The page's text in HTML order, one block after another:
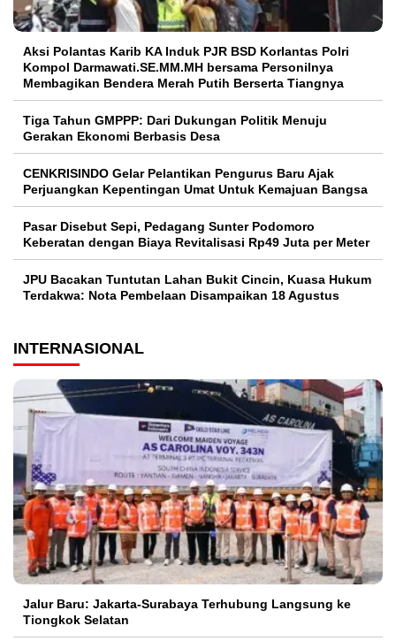
Aksi Polantas Karib KA Induk PJR BSD Korlantas Polri
Kompol Darmawati.SE.MM.MH bersama Personilnya
Membagikan Bendera Merah Putih Berserta Tiangnya
Tiga Tahun GMPPP: Dari Dukungan Politik Menuju
Gerakan Ekonomi Berbasis Desa
CENKRISINDO Gelar Pelantikan Pengurus Baru Ajak
Perjuangkan Kepentingan Umat Untuk Kemajuan Bangsa
Pasar Disebut Sepi, Pedagang Sunter Podomoro
Keberatan dengan Biaya Revitalisasi Rp49 Juta per Meter
JPU Bacakan Tuntutan Lahan Bukit Cincin, Kuasa Hukum
Terdakwa: Nota Pembelaan Disampaikan 18 Agustus
INTERNASIONAL
Jalur Baru: Jakarta-Surabaya Terhubung Langsung ke
Tiongkok Selatan